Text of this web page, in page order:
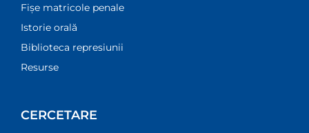
Fișe matricole penale
Istorie orală
Biblioteca represiunii
Resurse
CERCETARE